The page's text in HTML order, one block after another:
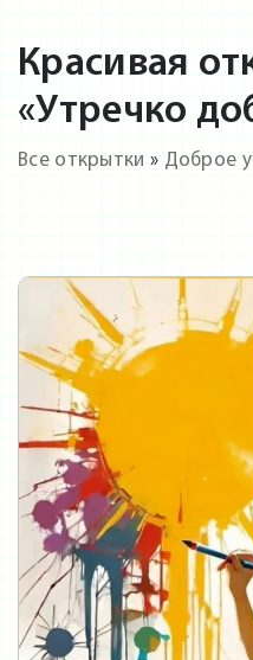
Красивая
«Утречко
Все открытки » Доброе